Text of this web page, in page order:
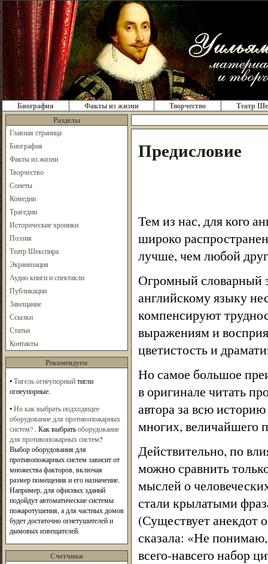
Биография Факты из жизни Творчество
Театр
Разделы
Главная страница
Биография
Факты из жизни
Творчество
Сонеты
Комедии
Трагедии
Исторические хроники
Поэзия
Театр Шекспира
Экранизация
Аудио книги и спектакли
Публикации
Завещание
Ссылки
Статьи
Контакты
Рекомендуем
•Тигель огнеупорныйтигли
огнеупорные.
•Но как выбрать подходящее
оборудование для противопожарных
систем?. Как выбратьоборудование
для противопожарных систем?
Выбор оборудования для
противопожарных систем зависит от
множества факторов, включая
размер помещения и его назначение.
Например, для офисных зданий
подойдут автоматические системы
пожаротушения, а для частных домов
будет достаточно огнетушителей и
дымовых извещателей.
Счетчики
Предисловие
Тем из нас, для кого
широко
лучше, чем любой
Огромный словарный
английскому языку
компенсируют
выражениям и
цветистость и
Но самое большое
в оригинале читать
автора за всю
многих, величайшего
Действительно, по
можно сравнить
мыслей о
стали крылатыми
(Существует анекдот
сказала: «Не
всего-навсего набор